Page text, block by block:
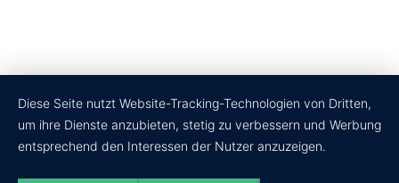
Diese Seite nutzt Website-Tracking-Technologien von Dritten,
um ihre Dienste anzubieten, stetig zu verbessern und Werbung
entsprechend den Interessen der Nutzer anzuzeigen.